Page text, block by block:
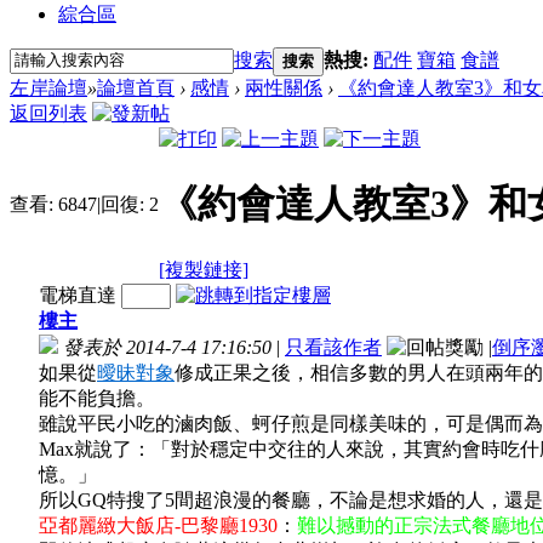
綜合區
搜索 搜索 熱搜: 配件 寶箱 食譜
左岸論壇»論壇首頁 › 感情 › 兩性關係 ›
《約會達人教室3》和
返回列表
查看: 6847|回復: 2 《約會達人教室3》
[複製鏈接]
電梯直達
樓主
發表於 2014-7-4 17:16:50 | 只看該作者 |倒序
如果從曖昧對象修成正果之後，相信多數的男人在頭兩年
能不能負擔。
雖說平民小吃的滷肉飯、蚵仔煎是同樣美味的，可是偶而
Max就說了：「對於穩定中交往的人來說，其實約會時吃
憶。」
所以GQ特搜了5間超浪漫的餐廳，不論是想求婚的人，還
亞都麗緻大飯店-巴黎廳1930 ： 難以撼動的正宗法式餐廳地